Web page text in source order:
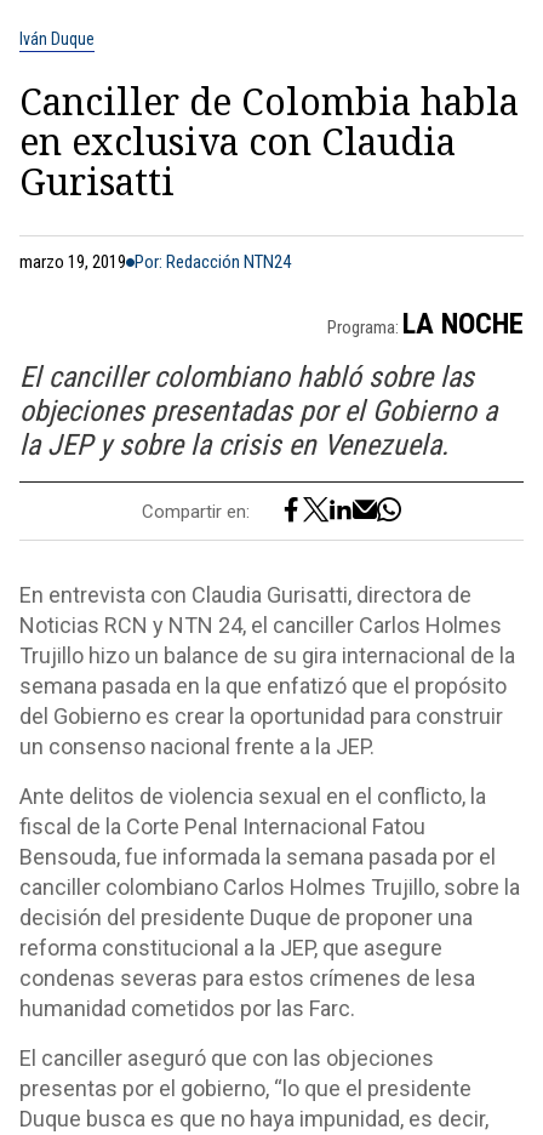
Iván Duque
Canciller de Colombia habla
en exclusiva con Claudia
Gurisatti
marzo 19, 2019 Por: Redacción NTN24
Programa: LA NOCHE
El canciller colombiano habló sobre las
objeciones presentadas por el Gobierno a
la JEP y sobre la crisis en Venezuela.
Compartir en:
En entrevista con Claudia Gurisatti, directora de
Noticias RCN y NTN 24, el canciller Carlos Holmes
Trujillo hizo un balance de su gira internacional de la
semana pasada en la que enfatizó que el propósito
del Gobierno es crear la oportunidad para construir
un consenso nacional frente a la JEP.
Ante delitos de violencia sexual en el conflicto, la
fiscal de la Corte Penal Internacional Fatou
Bensouda, fue informada la semana pasada por el
canciller colombiano Carlos Holmes Trujillo, sobre la
decisión del presidente Duque de proponer una
reforma constitucional a la JEP, que asegure
condenas severas para estos crímenes de lesa
humanidad cometidos por las Farc.
El canciller aseguró que con las objeciones
presentas por el gobierno, “lo que el presidente
Duque busca es que no haya impunidad, es decir,